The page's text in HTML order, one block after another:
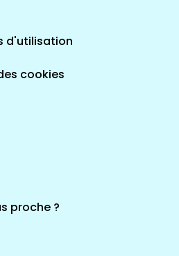
d'utilisation
cookies
proche ?